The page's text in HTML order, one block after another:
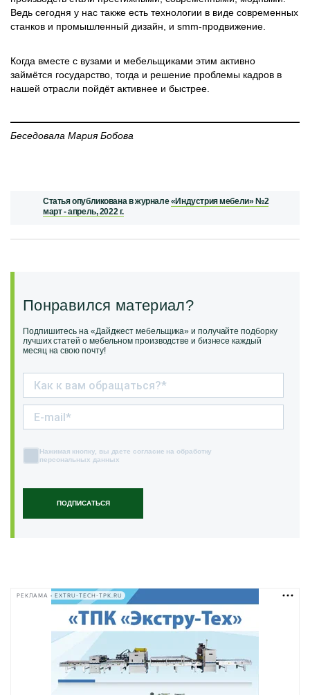
Ведь сегодня у нас также есть технологии в виде современных
станков и промышленный дизайн, и smm-продвижение.
Когда вместе с вузами и мебельщиками этим активно
займётся государство, тогда и решение проблемы кадров в
нашей отрасли пойдёт активнее и быстрее.
Беседовала Мария Бобова
Статья опубликована в журнале«Индустрия мебели» №2
март - апрель, 2022 г.
Понравился материал?
Подпишитесь на «Дайджест мебельщика» и получайте подборку
лучших статей о мебельном производстве и бизнесе каждый
месяц на свою почту!
ПОДПИСАТЬСЯ
Нажимая кнопку, вы даете согласие на обработку
персональных данных
РЕКЛАМА • EXTRU-TECH-TPK.RU